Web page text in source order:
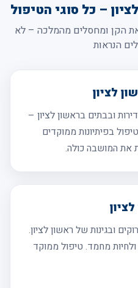
– כל סוגי הטיפול
את הקן ומחסלים מהמלכה – לא
הנראות
לציון
ובבתים בראשון לציון –
בפיתיונות ממוקדים
את המושבה כולה.
ובגינות של ראשון לציון.
מחמד. טיפול ממוקד